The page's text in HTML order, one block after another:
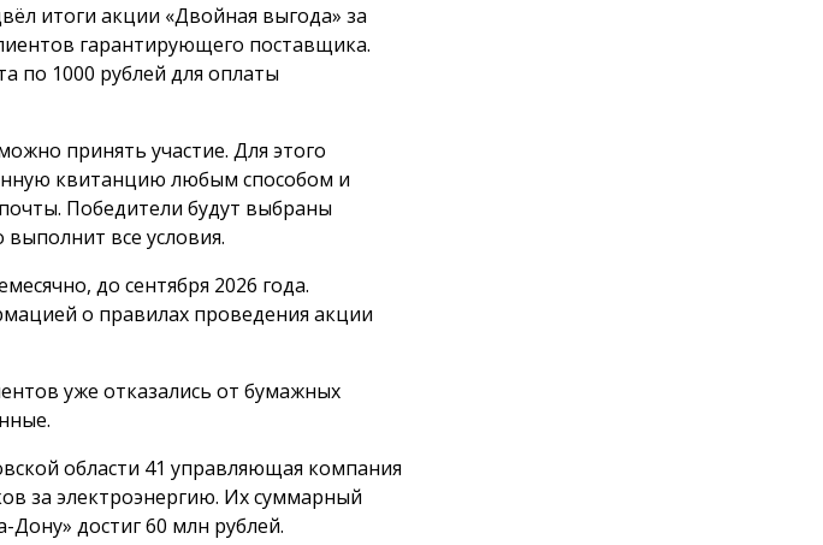
итоги акции «Двойная выгода» за
гарантирующего поставщика.
по 1000 рублей для оплаты
принять участие. Для этого
квитанцию любым способом и
Победители будут выбраны
все условия.
до сентября 2026 года.
о правилах проведения акции
уже отказались от бумажных
области 41 управляющая компания
за электроэнергию. Их суммарный
достиг 60 млн рублей.